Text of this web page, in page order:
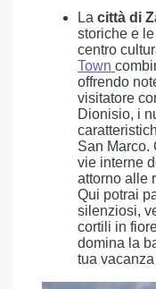
La città di
storiche e
centro
Town
offrendo
visitatore
Dionisio, i
San Marco.
vie interne
attorno alle
Qui potrai
silenziosi,
cortili in
domina la
tua